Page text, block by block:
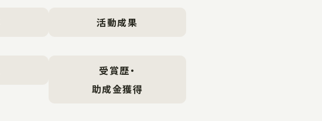
活動成果
受賞歴・
助成金獲得